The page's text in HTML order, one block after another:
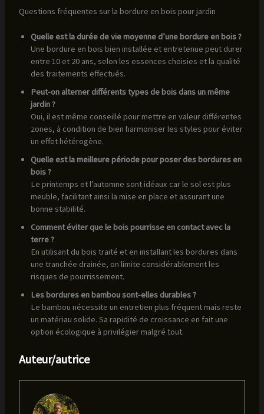
Questions fréquentes sur la bordure en bois pour jardin
Quelle est la durée de vie moyenne d’une bordure en bois ?
Une bordure en bois bien installée et entretenue peut durer
entre 10 et 20 ans, selon les essences choisies et la qualité
des traitements effectués.
Peut-on alterner différents types de bois dans un même
jardin ?
Oui, il est même conseillé pour mettre en valeur différentes
zones, à condition de bien harmoniser les styles pour éviter
un effet hétérogène.
Quelle est la meilleure période pour poser des bordures en
bois ?
Le printemps et l’automne sont idéaux car le sol est plus
meuble, facilitant ainsi la mise en place et assurant une
bonne stabilité.
Comment éviter que le bois pourrisse en contact avec la
terre ?
En utilisant du bois traité et en installant les bordures dans
une tranchée drainée, on limite considérablement les
risques de pourrissement.
Les bordures en bambou sont-elles durables ?
Le bambou nécessite un entretien plus fréquent mais reste
un matériau solide. Sa rapidité de croissance en fait une
option écologique à privilégier malgré tout.
Auteur/autrice